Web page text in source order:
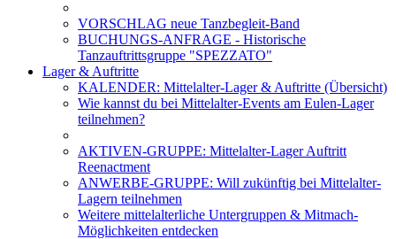
VORSCHLAG neue Tanzbegleit-Band
BUCHUNGS-ANFRAGE - Historische
Tanzauftrittsgruppe "SPEZZATO"
Lager & Auftritte
KALENDER: Mittelalter-Lager & Auftritte (Übersicht)
Wie kannst du bei Mittelalter-Events am Eulen-Lager
teilnehmen?
AKTIVEN-GRUPPE: Mittelalter-Lager Auftritt
Reenactment
ANWERBE-GRUPPE: Will zukünftig bei Mittelalter-
Lagern teilnehmen
Weitere mittelalterliche Untergruppen & Mitmach-
Möglichkeiten entdecken